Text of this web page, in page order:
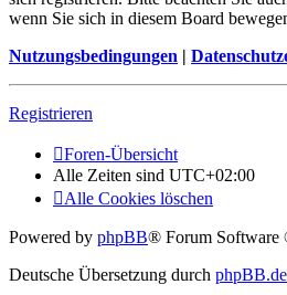
wenn Sie sich in diesem Board
Nutzungsbedingungen |
Registrieren
Foren-Übersicht
Alle Zeiten sind UTC+02:00
Alle Cookies löschen
Powered by phpBB® Forum
Deutsche Übersetzung durch phpBB.de